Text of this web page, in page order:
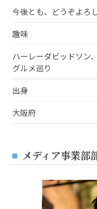
今後とも、どうぞよろ
趣味
ハーレーダビッドソン
グルメ巡り
出身
大阪府
メディア事業部